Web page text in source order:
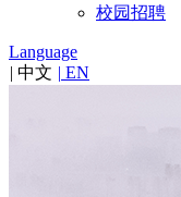
校园招聘
Language
| 中文 | EN